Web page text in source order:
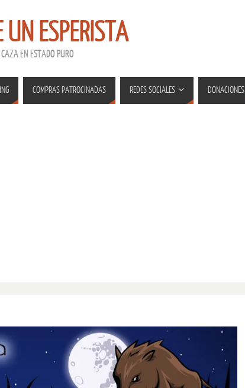
ESPERISTA
EN ESTADO PURO
COMPRAS PATROCINADAS REDES SOCIALES DONACIONES